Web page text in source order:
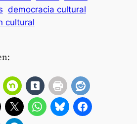
democracia cultural
cultural